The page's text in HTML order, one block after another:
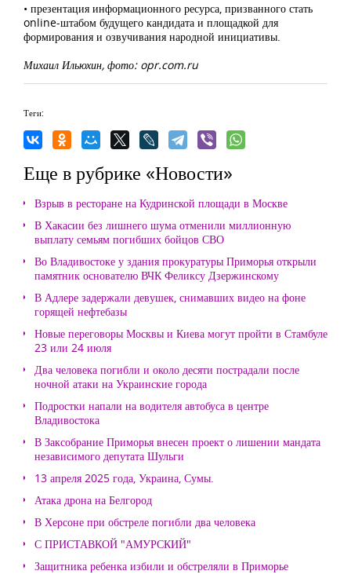
• презентация информационного ресурса, призванного стать
online-штабом будущего кандидата и площадкой для
формирования и озвучивания народной инициативы.
Михаил Ильюхин, фото: opr.com.ru
Теги:
Еще в рубрике «Новости»
Взрыв в ресторане на Кудринской площади в Москве
В Хакасии без лишнего шума отменили миллионную
выплату семьям погибших бойцов СВО
Во Владивостоке у здания прокуратуры Приморья открыли
памятник основателю ВЧК Феликсу Дзержинскому
В Адлере задержали девушек, снимавших видео на фоне
горящей нефтебазы
Новые переговоры Москвы и Киева могут пройти в Стамбуле
23 или 24 июля
Два человека погибли и около десяти пострадали после
ночной атаки на Украинские города
Подростки напали на водителя автобуса в центре
Владивостока
В Заксобрание Приморья внесен проект о лишении мандата
независимого депутата Шульги
13 апреля 2025 года, Украина, Сумы.
Атака дрона на Белгород
В Херсоне при обстреле погибли два человека
С ПРИСТАВКОЙ "АМУРСКИЙ"
Защитника ребенка избили и обстреляли в Приморье